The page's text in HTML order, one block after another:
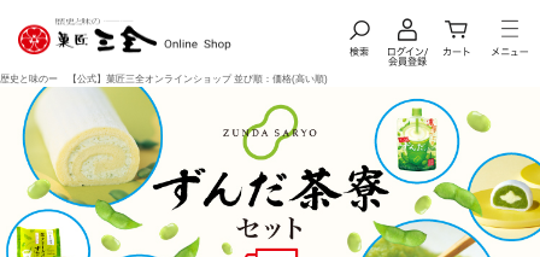
歴史と味のー 【公式】菓匠三全オンラインショップ 並び順：価格(高い順)